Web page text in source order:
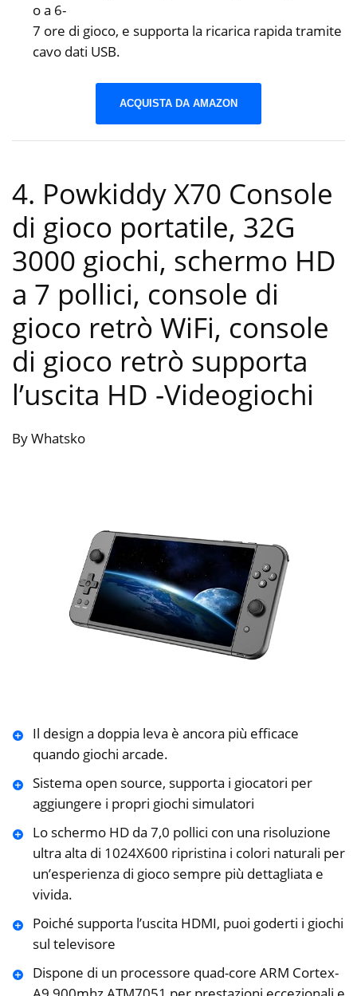
o a 6-
7 ore di gioco, e supporta la ricarica rapida tramite
cavo dati USB.
ACQUISTA DA AMAZON
4. Powkiddy X70 Console
di gioco portatile, 32G
3000 giochi, schermo HD
a 7 pollici, console di
gioco retrò WiFi, console
di gioco retrò supporta
l’uscita HD -Videogiochi
By Whatsko
Il design a doppia leva è ancora più efficace
quando giochi arcade.
Sistema open source, supporta i giocatori per
aggiungere i propri giochi simulatori
Lo schermo HD da 7,0 pollici con una risoluzione
ultra alta di 1024X600 ripristina i colori naturali per
un’esperienza di gioco sempre più dettagliata e
vivida.
Poiché supporta l’uscita HDMI, puoi goderti i giochi
sul televisore
Dispone di un processore quad-core ARM Cortex-